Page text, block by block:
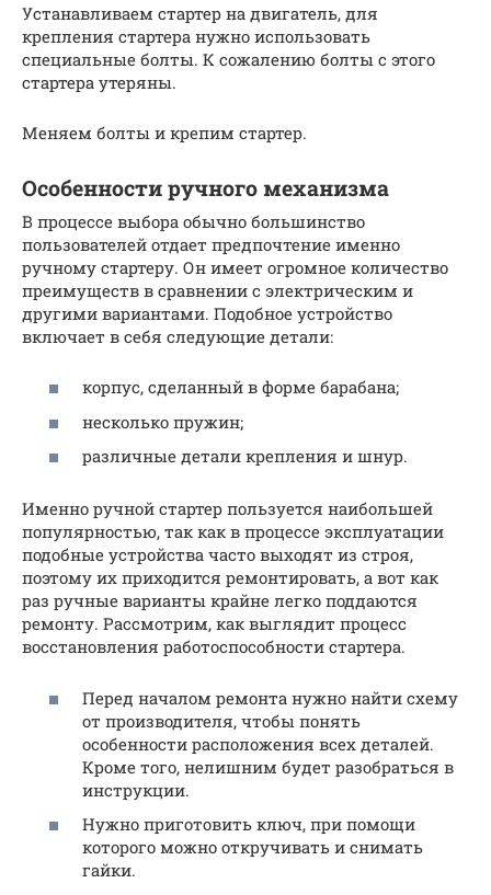
Устанавливаем стартер на двигатель, для
крепления стартера нужно использовать
специальные болты. К сожалению болты с этого
стартера утеряны.
Меняем болты и крепим стартер.
Особенности ручного механизма
В процессе выбора обычно большинство
пользователей отдает предпочтение именно
ручному стартеру. Он имеет огромное количество
преимуществ в сравнении с электрическим и
другими вариантами. Подобное устройство
включает в себя следующие детали:
корпус, сделанный в форме барабана;
несколько пружин;
различные детали крепления и шнур.
Именно ручной стартер пользуется наибольшей
популярностью, так как в процессе эксплуатации
подобные устройства часто выходят из строя,
поэтому их приходится ремонтировать, а вот как
раз ручные варианты крайне легко поддаются
ремонту. Рассмотрим, как выглядит процесс
восстановления работоспособности стартера.
Перед началом ремонта нужно найти схему
от производителя, чтобы понять
особенности расположения всех деталей.
Кроме того, нелишним будет разобраться в
инструкции.
Нужно приготовить ключ, при помощи
которого можно откручивать и снимать
гайки.